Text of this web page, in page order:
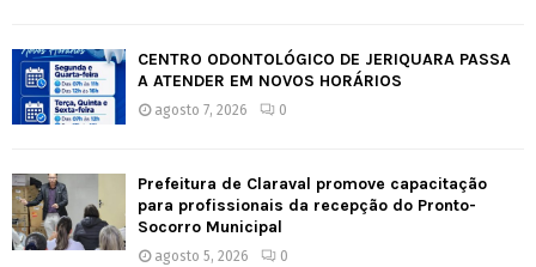
CENTRO ODONTOLÓGICO DE JERIQUARA PASSA
A ATENDER EM NOVOS HORÁRIOS
agosto 7, 2026 0
Prefeitura de Claraval promove capacitação
para profissionais da recepção do Pronto-
Socorro Municipal
agosto 5, 2026 0